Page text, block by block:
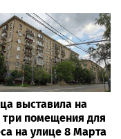
выставила на
три помещения для
на улице 8 Марта